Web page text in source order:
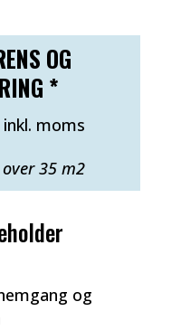
OG
*
moms
35 m2
og